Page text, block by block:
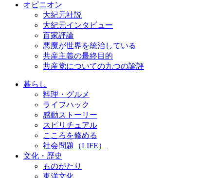
オピニオン
大紀元社説
大紀元インタビュー
百家評論
悪魔が世界を統治している
共産主義の最終目的
共産党についての九つの論評
暮らし
料理・グルメ
ライフハック
感動ストーリー
スピリチュアル
こころを修める
社会問題（LIFE）
文化・歴史
ものがたり